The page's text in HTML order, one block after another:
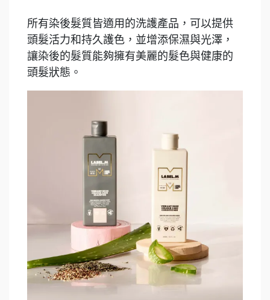
所有染後髮質皆適用的洗護產品，可以提供
頭髮活力和持久護色，並增添保濕與光澤，
讓染後的髮質能夠擁有美麗的髮色與健康的
頭髮狀態。